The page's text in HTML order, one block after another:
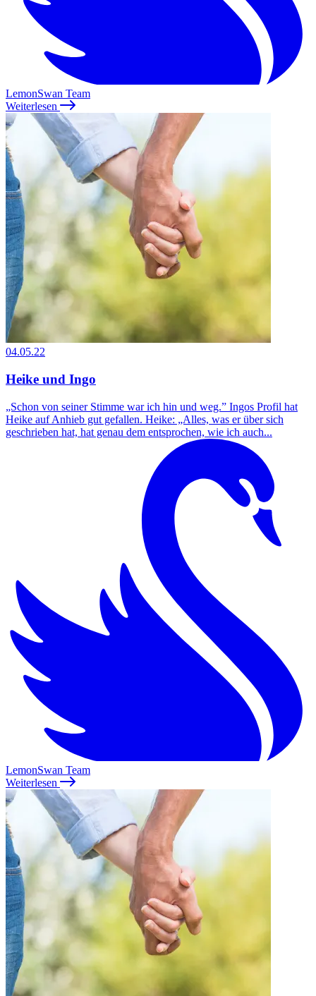
LemonSwan Team
Weiterlesen
04.05.22
Heike und Ingo
„Schon von seiner Stimme war ich hin und weg.” Ingos Profil hat
Heike auf Anhieb gut gefallen. Heike: „Alles, was er über sich
geschrieben hat, hat genau dem entsprochen, wie ich auch...
LemonSwan Team
Weiterlesen